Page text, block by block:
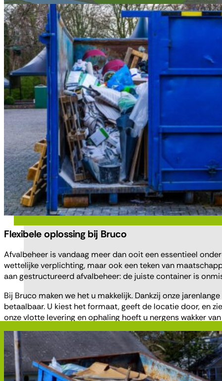
Flexibele oplossing bij Bruco
Afvalbeheer is vandaag meer dan ooit een essentieel
wettelijke verplichting, maar ook een teken van
aan gestructureerd afvalbeheer: de juiste container is
Bij Bruco maken we het u makkelijk. Dankzij onze
betaalbaar. U kiest het formaat, geeft de locatie door, en
onze vlotte levering en ophaling hoeft u nergens wakker